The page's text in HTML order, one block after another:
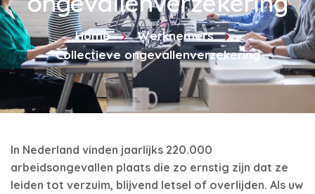
Home
Werknemers
Collectieve ongevallenverzekering
In Nederland vinden jaarlijks 220.000
arbeidsongevallen plaats die zo ernstig zijn dat ze
leiden tot verzuim, blijvend letsel of overlijden. Als uw